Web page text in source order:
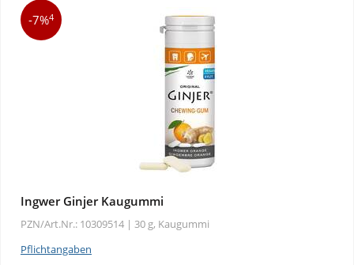
-7%4
Ingwer Ginjer Kaugummi
PZN/Art.Nr.: 10309514 | 30 g, Kaugummi
Pflichtangaben